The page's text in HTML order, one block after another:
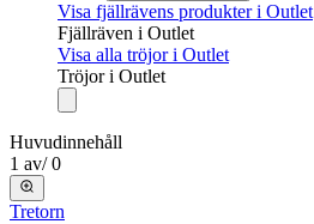
Visa fjällrävens produkter i Outlet
Fjällräven i Outlet
Visa alla tröjor i Outlet
Tröjor i Outlet
Huvudinnehåll
1 av/ 0
Tretorn